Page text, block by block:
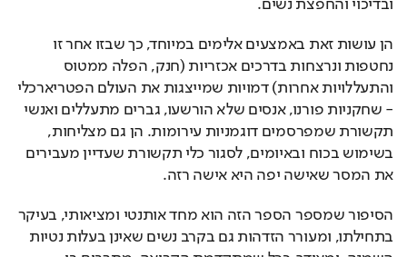
ובדיכוי והחפצת נשים.
הן עושות זאת באמצעים אלימים במיוחד, כך שבזו אחר זו
נחטפות ונרצחות בדרכים אכזריות (חנק, הפלה ממטוס
והתעללויות אחרות) דמויות שמייצגות את העולם הפטריארכלי
- שחקניות פורנו, אנסים שלא הורשעו, גברים מתעללים ואנשי
תקשורת שמפרסמים דוגמניות עירומות. הן גם מצליחות,
בשימוש בכוח ובאיומים, לסגור כלי תקשורת שעדיין מעבירים
את המסר שאישה יפה היא אישה רזה.
הסיפור שמספר הספר הזה הוא מחד אותנטי ומציאותי, בעיקר
בתחילתו, ומעורר הזדהות גם בקרב נשים שאינן בעלות נטיות